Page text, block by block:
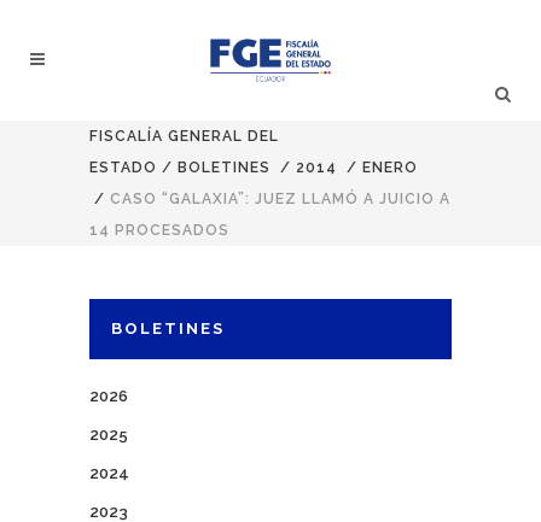
FISCALÍA GENERAL DEL
ESTADO / BOLETINES / 2014 / ENERO
/ CASO “GALAXIA”: JUEZ LLAMÓ A JUICIO A
14 PROCESADOS
BOLETINES
2026
2025
2024
2023